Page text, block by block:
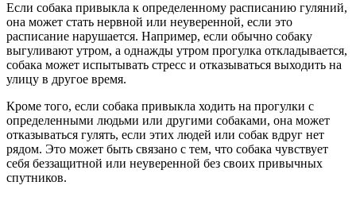
Если собака привыкла к определенному расписанию гуляний,
она может стать нервной или неуверенной, если это
расписание нарушается. Например, если обычно собаку
выгуливают утром, а однажды утром прогулка откладывается,
собака может испытывать стресс и отказываться выходить на
улицу в другое время.
Кроме того, если собака привыкла ходить на прогулки с
определенными людьми или другими собаками, она может
отказываться гулять, если этих людей или собак вдруг нет
рядом. Это может быть связано с тем, что собака чувствует
себя беззащитной или неуверенной без своих привычных
спутников.